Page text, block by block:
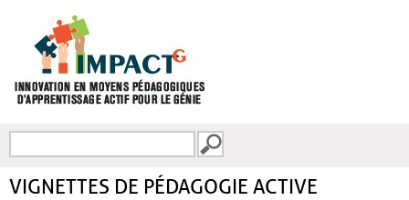
FORMULAIRE DE
VIGNETTES DE PÉDAGOGIE ACTIVE